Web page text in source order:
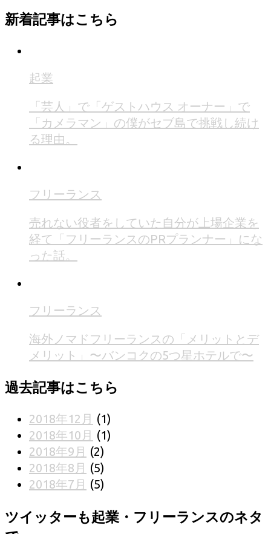
新着記事はこちら
起業
「芸人」で「ゲストハウス オーナー」で
「カメラマン」の僕がセブ島で挑戦し続け
る理由。
フリーランス
売れない役者をしていた自分が上場企業を
経て「フリーランスのPRプランナー」にな
った話。
フリーランス
海外ノマドフリーランスの「メリットとデ
メリット」〜バンコクの5つ星ホテルで〜
過去記事はこちら
2018年12月 (1)
2018年10月 (1)
2018年9月 (2)
2018年8月 (5)
2018年7月 (5)
ツイッターも起業・フリーランスのネタ